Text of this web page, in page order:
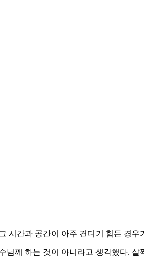
시간과 공간이 아주 견디기 힘든 경
님께 하는 것이 아니라고 생각했다.